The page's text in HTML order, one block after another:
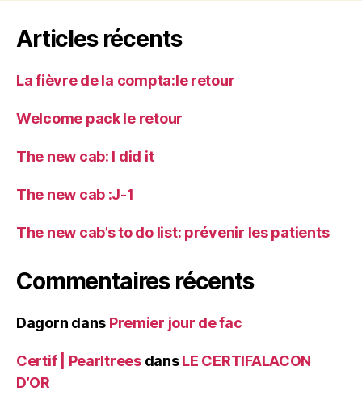
Articles récents
La fièvre de la compta:le retour
Welcome pack le retour
The new cab: I did it
The new cab :J-1
The new cab’s to do list: prévenir les patients
Commentaires récents
Dagorn dans Premier jour de fac
Certif | PearltreesdansLE CERTIFALACON
D’OR